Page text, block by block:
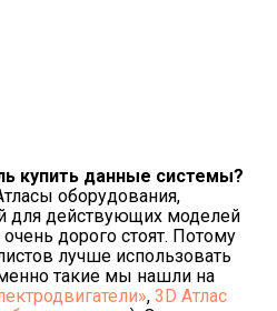
купить данные системы?
оборудования,
для действующих моделей
дорого стоят. Потому
лучше использовать
такие мы нашли на
, 3D Атлас